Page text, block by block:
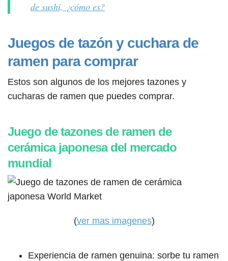
de sushi, ¿cómo es?
Juegos de tazón y cuchara de
ramen para comprar
Estos son algunos de los mejores tazones y
cucharas de ramen que puedes comprar.
Juego de tazones de ramen de
cerámica japonesa del mercado
mundial
(ver mas imagenes)
Experiencia de ramen genuina: sorbe tu ramen